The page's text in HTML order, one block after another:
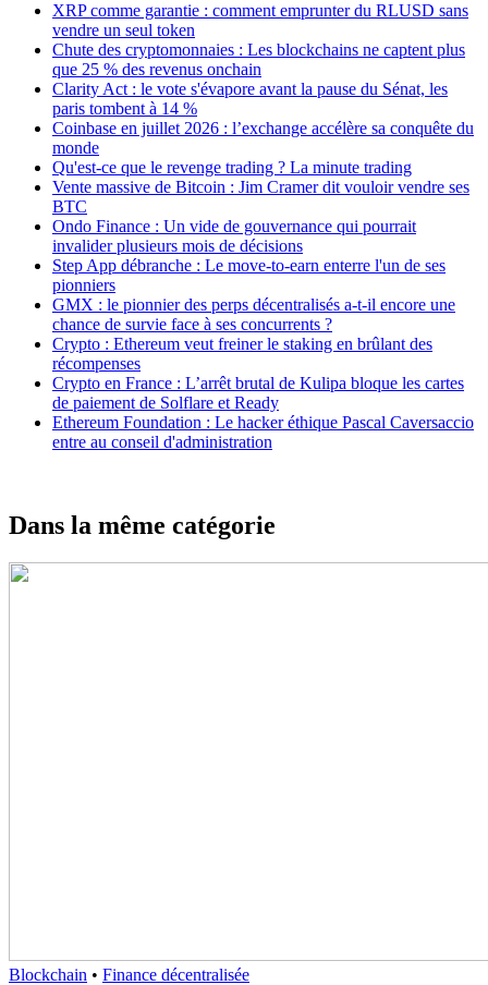
XRP comme garantie : comment emprunter du RLUSD sans
vendre un seul token
Chute des cryptomonnaies : Les blockchains ne captent plus
que 25 % des revenus onchain
Clarity Act : le vote s'évapore avant la pause du Sénat, les
paris tombent à 14 %
Coinbase en juillet 2026 : l’exchange accélère sa conquête du
monde
Qu'est-ce que le revenge trading ? La minute trading
Vente massive de Bitcoin : Jim Cramer dit vouloir vendre ses
BTC
Ondo Finance : Un vide de gouvernance qui pourrait
invalider plusieurs mois de décisions
Step App débranche : Le move-to-earn enterre l'un de ses
pionniers
GMX : le pionnier des perps décentralisés a-t-il encore une
chance de survie face à ses concurrents ?
Crypto : Ethereum veut freiner le staking en brûlant des
récompenses
Crypto en France : L’arrêt brutal de Kulipa bloque les cartes
de paiement de Solflare et Ready
Ethereum Foundation : Le hacker éthique Pascal Caversaccio
entre au conseil d'administration
Dans la même catégorie
Blockchain • Finance décentralisée